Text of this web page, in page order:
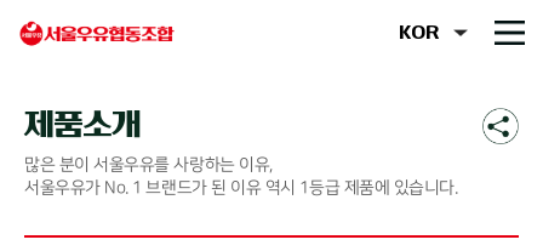
제품소개
많은 분이 서울우유를 사랑하는 이유,
서울우유가 No. 1 브랜드가 된 이유 역시 1등급 제품에 있습니다.